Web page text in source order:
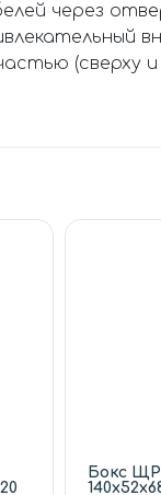
через
(сверху и
Бокс